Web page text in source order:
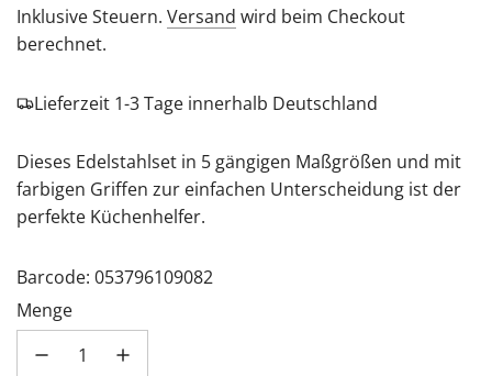
Preis
Inklusive Steuern. Versand wird beim Checkout
berechnet.
Lieferzeit 1-3 Tage innerhalb Deutschland
Dieses Edelstahlset in 5 gängigen Maßgrößen und mit
farbigen Griffen zur einfachen Unterscheidung ist der
perfekte Küchenhelfer.
Barcode: 053796109082
Menge